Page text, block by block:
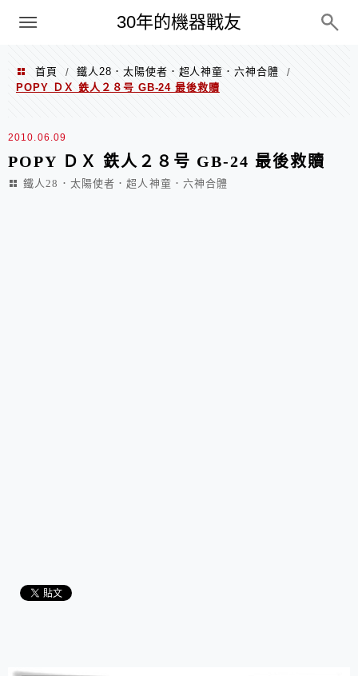
30年的機器戰友
PC
首頁 / 鐵人28．太陽使者．超人神童．六神合體
/
POPY ＤＸ 鉄人２８号 GB-24 最後救贖
2010.06.09
POPY ＤＸ 鉄人２８号 GB-24 最後救贖
鐵人28．太陽使者．超人神童．六神合體